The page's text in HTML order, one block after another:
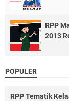
RPP
2013
POPULER
RPP Tematik